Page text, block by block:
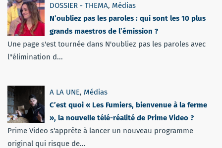
DOSSIER - THEMA, Médias
N’oubliez pas les paroles : qui sont les 10 plus
grands maestros de l’émission ?
Une page s'est tournée dans N'oubliez pas les paroles avec
l''élimination d...
A LA UNE, Médias
C’est quoi « Les Fumiers, bienvenue à la ferme
», la nouvelle télé-réalité de Prime Video ?
Prime Video s'apprête à lancer un nouveau programme
original qui risque de...